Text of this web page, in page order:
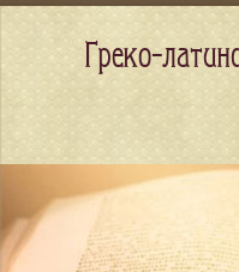
Греко-